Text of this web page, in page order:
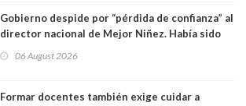
Gobierno despide por “pérdida de confianza” al
director nacional de Mejor Niñez. Había sido
06 August 2026
Formar docentes también exige cuidar a